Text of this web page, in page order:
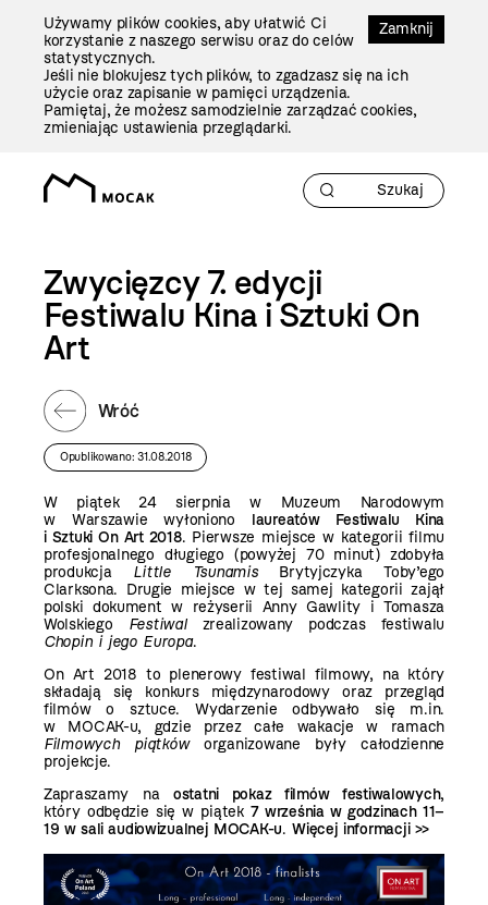
Zamknij
Używamy plików cookies, aby ułatwić Ci
korzystanie z naszego serwisu oraz do celów
statystycznych.
Jeśli nie blokujesz tych plików, to zgadzasz się na ich
użycie oraz zapisanie w pamięci urządzenia.
Pamiętaj, że możesz samodzielnie zarządzać cookies,
zmieniając ustawienia przeglądarki.
Zwycięzcy 7. edycji
Festiwalu Kina i Sztuki On
Art
Wróć
Opublikowano: 31.08.2018
W piątek 24 sierpnia w Muzeum Narodowym
w Warszawie wyłoniono laureatów Festiwalu Kina
i Sztuki On Art 2018. Pierwsze miejsce w kategorii filmu
profesjonalnego długiego (powyżej 70 minut) zdobyła
produkcja Little TsunamisBrytyjczyka Toby’ego
Clarksona. Drugie miejsce w tej samej kategorii zajął
polski dokument w reżyserii Anny Gawlity i Tomasza
Wolskiego Festiwalzrealizowany podczas festiwalu
Chopin i jego Europa.
On Art 2018 to plenerowy festiwal filmowy, na który
składają się konkurs międzynarodowy oraz przegląd
filmów o sztuce. Wydarzenie odbywało się m.in.
w MOCAK-u, gdzie przez całe wakacje w ramach
Filmowych piątkóworganizowane były całodzienne
projekcje.
Zapraszamy na ostatni pokaz filmów festiwalowych,
który odbędzie się w piątek 7 września w godzinach 11–
19 w sali audiowizualnej MOCAK-u.Więcej informacji >>